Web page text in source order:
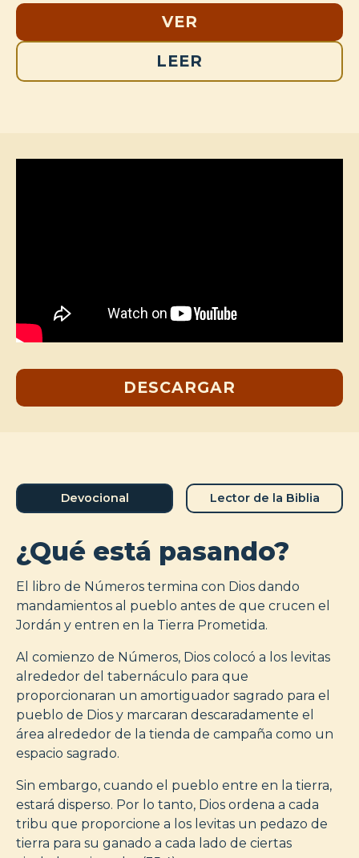
VER
LEER
DESCARGAR
Devocional Lector de la Biblia
¿Qué está pasando?
El libro de Números termina con Dios dando
mandamientos al pueblo antes de que crucen el
Jordán y entren en la Tierra Prometida.
Al comienzo de Números, Dios colocó a los levitas
alrededor del tabernáculo para que
proporcionaran un amortiguador sagrado para el
pueblo de Dios y marcaran descaradamente el
área alrededor de la tienda de campaña como un
espacio sagrado.
Sin embargo, cuando el pueblo entre en la tierra,
estará disperso. Por lo tanto, Dios ordena a cada
tribu que proporcione a los levitas un pedazo de
tierra para su ganado a cada lado de ciertas